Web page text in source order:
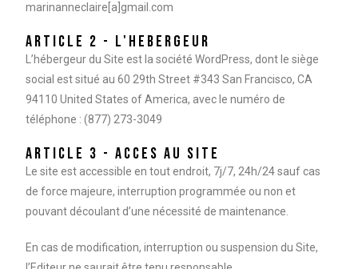
marinanneclaire[a]gmail.com
ARTICLE 2 - L'HEBERGEUR
L’hébergeur du Site est la société WordPress, dont le siège
social est situé au 60 29th Street #343 San Francisco, CA
94110 United States of America, avec le numéro de
téléphone : (877) 273-3049
ARTICLE 3 - ACCES AU SITE
Le site est accessible en tout endroit, 7j/7, 24h/24 sauf cas
de force majeure, interruption programmée ou non et
pouvant découlant d’une nécessité de maintenance.
En cas de modification, interruption ou suspension du Site,